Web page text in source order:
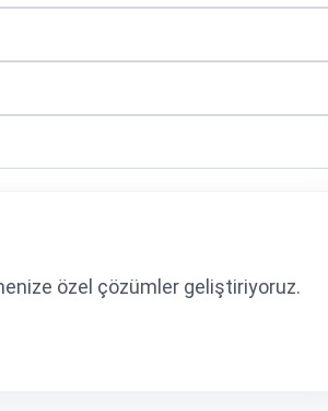
özel çözümler geliştiriyoruz.